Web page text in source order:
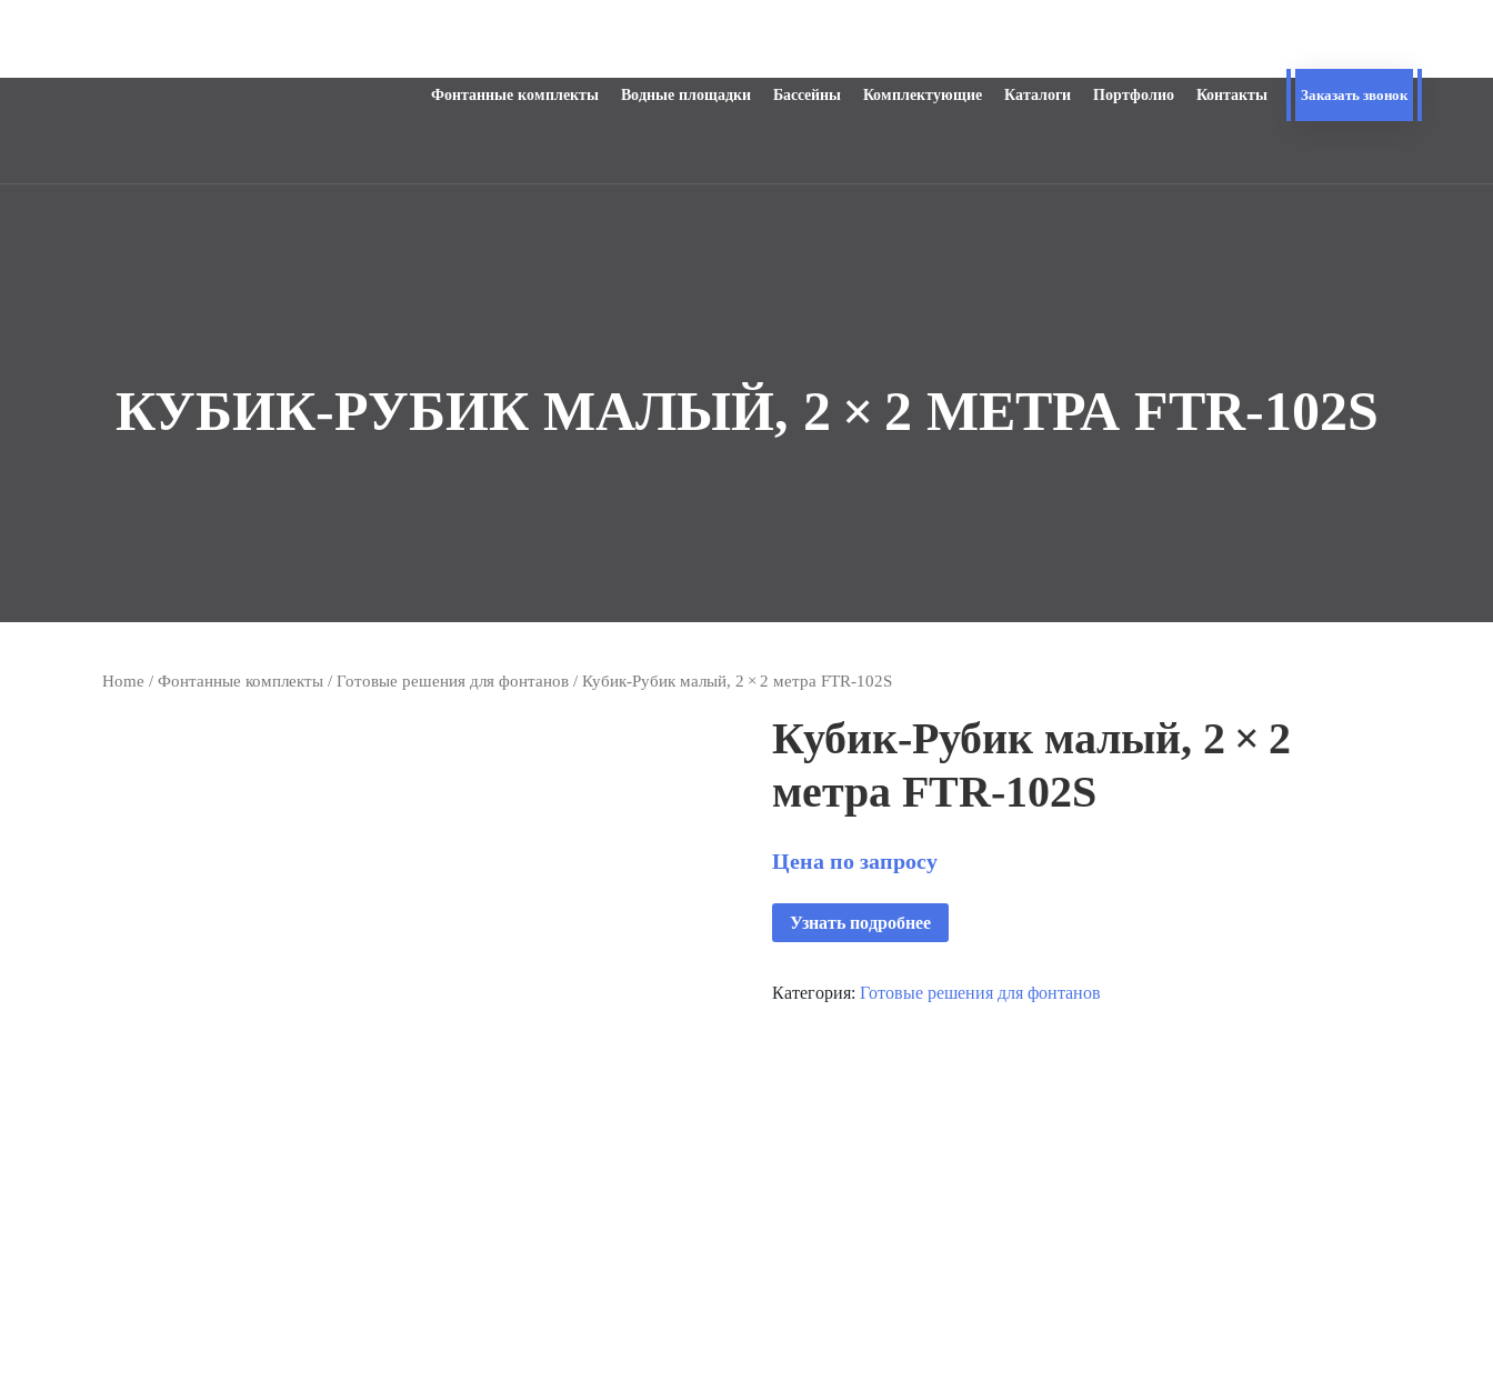
Фонтанные комплекты Водные площадки Бассейны Комплектующие Каталоги Портфолио Контакты Заказать звонок
КУБИК‑РУБИК МАЛЫЙ, 2 × 2 МЕТРА FTR‑102S
Home / Фонтанные комплекты/ Готовые решения для фонтанов/ Кубик‑Рубик малый, 2 × 2 метра FTR‑102S
Кубик‑Рубик малый, 2 × 2
метра FTR‑102S
Цена по запросу
Узнать подробнее
Категория:Готовые решения для фонтанов